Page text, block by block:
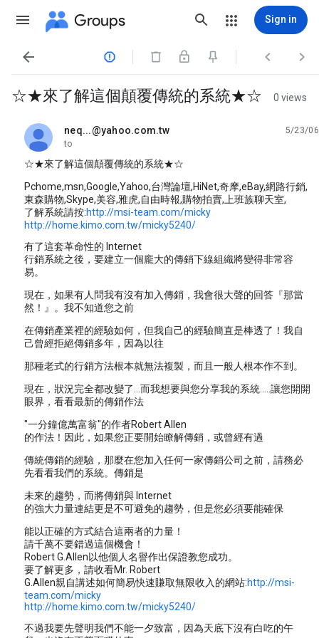
Groups Sign in
   
☆★來了解這個顛覆傳統的系統★☆ 0 views
neq...@yahoo.com.tw
unread,
5/23/06
to
☆★來了解這個顛覆傳統的系統★☆
Pchome,msn,Google,Yahoo,台灣論壇,HiNet,奇摩,eBay,網路行銷,
東森購物,Skype,美容,雅虎,自由時報,購物拍賣,上班族聊天室,
了解系統請按:http://msi-team.com/micky
http://home.kimo.com.tw/micky5240/
有了這套革命性的 Internet
行銷系統之後，要建立一個龐大的傳銷下線組織將變得非常容
易。
現在，如果有人問我有沒有加入傳銷，我會很大聲的回答『那當
然！』。我不知道您之前
在傳銷產業裡的經驗如何，但我自己的經驗簡直是棒透了！我自
己曾經拒絕傳銷多年，因為以往
那種老式的行銷方法根本就無法複製，而且一般人根本作不到。
現在，狀況完全都改變了...而我想要與您分享我的系統.....讓您開開
眼界，看看最新的傳銷作法
"一分鐘億萬富翁"的作者Robert Allen
的作法！因此，如果您正要開始瞭解傳銷，或曾經有過
傳統傳銷的經驗，那麼在您加入任何一家傳銷公司之前，請務必
先看看我們的系統。傳銷是
未來的趨勢，而將傳銷與 Internet
的強大力量連結更是不可避免的趨勢，但是您必須要能確保
能以正確的方式結合這兩者的力量！
請千萬不要錯過這個機會！
Robert G.Allen以他個人名譽作出保證教您成功。
要了解更多，請收看Mr. Robert
G.Allen親自講述如何簡易快速賺取無限收入的網站:http://msi-
team.com/micky
http://home.kimo.com.tw/micky5240/
不過我要先聲明我們不能一夕致富，因為天底下沒有白吃的午